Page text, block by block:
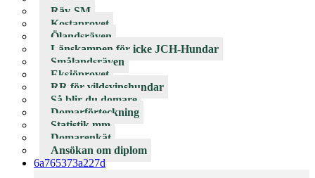
Räv-SM
Kostaprovet
Ölandsräven
Länskampen för icke JCH-Hundar
Smålandsräven
Eksjöprovet
RR för vildsvinshundar
Så blir du domare
Domarförteckning
Statistik mm
Domarenkät
Ansökan om diplom
6a765373a227d